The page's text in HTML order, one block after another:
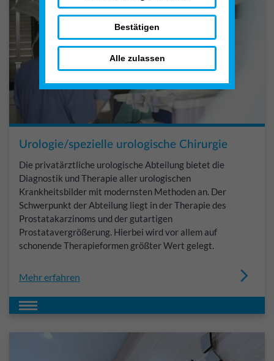
Bestätigen
Alle zulassen
Urologie/spezielle urologische Chirurgie
Die privatärztliche urologische Abteilung bietet die
Diagnostik und Therapie aller urologischen
Krankheitsbilder mit modernsten Methoden an. Der
Schwerpunkt der Abteilung liegt in der Therapie des
Prostatakarzinoms und der gutartigen
Prostatavergrößerung. Hierbei wird vor allem auf
schonende Therapieformen größter Wert gelegt.
Mehr erfahren